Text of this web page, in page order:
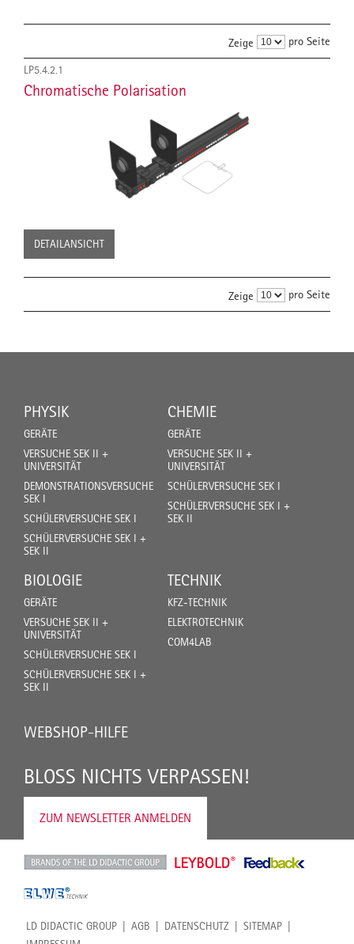
Zeige pro Seite
LP5.4.2.1
Chromatische Polarisation
DETAILANSICHT
Zeige pro Seite
PHYSIK
GERÄTE
VERSUCHE SEK II +
UNIVERSITÄT
DEMONSTRATIONSVERSUCHE
SEK I
SCHÜLERVERSUCHE SEK I
SCHÜLERVERSUCHE SEK I +
SEK II
CHEMIE
GERÄTE
VERSUCHE SEK II +
UNIVERSITÄT
SCHÜLERVERSUCHE SEK I
SCHÜLERVERSUCHE SEK I +
SEK II
BIOLOGIE
GERÄTE
VERSUCHE SEK II +
UNIVERSITÄT
SCHÜLERVERSUCHE SEK I
SCHÜLERVERSUCHE SEK I +
SEK II
TECHNIK
KFZ-TECHNIK
ELEKTROTECHNIK
COM4LAB
WEBSHOP-HILFE
BLOSS NICHTS VERPASSEN!
ZUM NEWSLETTER ANMELDEN
LD DIDACTIC GROUP AGB DATENSCHUTZ
SITEMAP